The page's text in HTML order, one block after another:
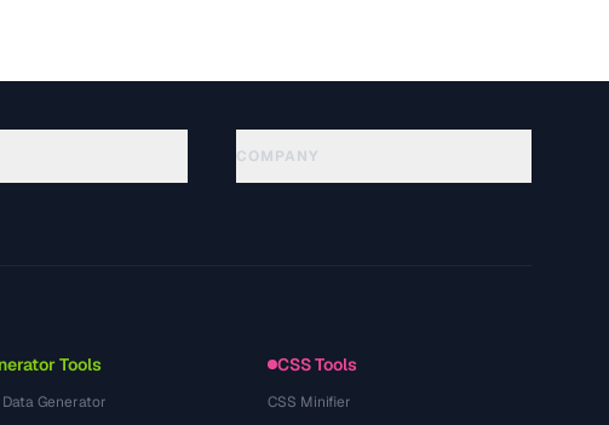
COMPANY
Tools
Data Generator
CSS Tools
CSS Minifier